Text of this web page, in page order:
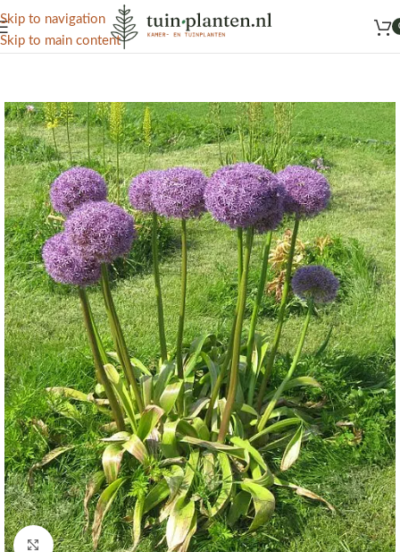
Skip to navigation
Skip to main content
Het grootste aanbod kamer- en tuinplanten
Home/ Kennisbank/Tuinplanten
Click to enlarge